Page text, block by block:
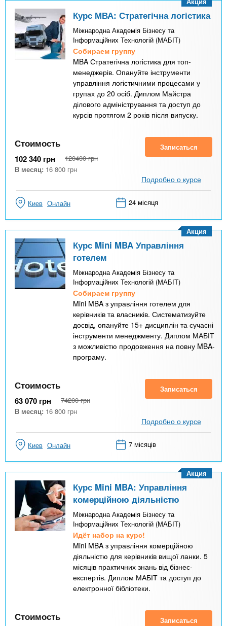
Курс МВА: Стратегічна логістика
Міжнародна Академія Бізнесу та
Інформаційних Технологій (МАБІТ)
Собираем группу
MBA Стратегічна логістика для топ-
менеджерів. Опануйте інструменти
управління логістичними процесами у
групах до 20 осіб. Диплом Майстра
ділового адміністрування та доступ до
курсів протягом 2 років після випуску.
Стоимость
102 340 грн 120400 грн
В месяц: 16 800 грн
Записаться
Подробно о курсе
Киев Онлайн 24 місяця
Курс Mini MBA Управління
готелем
Міжнародна Академія Бізнесу та
Інформаційних Технологій (МАБІТ)
Собираем группу
Mini MBA з управління готелем для
керівників та власників. Систематизуйте
досвід, опануйте 15+ дисциплін та сучасні
інструменти менеджменту. Диплом МАБІТ
з можливістю продовження на повну MBA-
програму.
Акция
Стоимость
63 070 грн 74200 грн
В месяц: 16 800 грн
Записаться
Подробно о курсе
Киев Онлайн 7 місяців
Курс Mini MBA: Управління
комерційною діяльністю
Міжнародна Академія Бізнесу та
Інформаційних Технологій (МАБІТ)
Идёт набор на курс!
Mini MBA з управління комерційною
діяльністю для керівників вищої ланки. 5
місяців практичних знань від бізнес-
експертів. Диплом МАБІТ та доступ до
електронної бібліотеки.
Акция
Стоимость Записаться